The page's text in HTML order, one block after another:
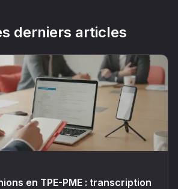
derniers articles
en TPE-PME : transcription